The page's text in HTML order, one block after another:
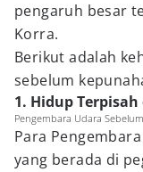
pengaruh besar
Korra.
Berikut adalah
sebelum
1. Hidup
Pengembara Udara
Para
yang berada di